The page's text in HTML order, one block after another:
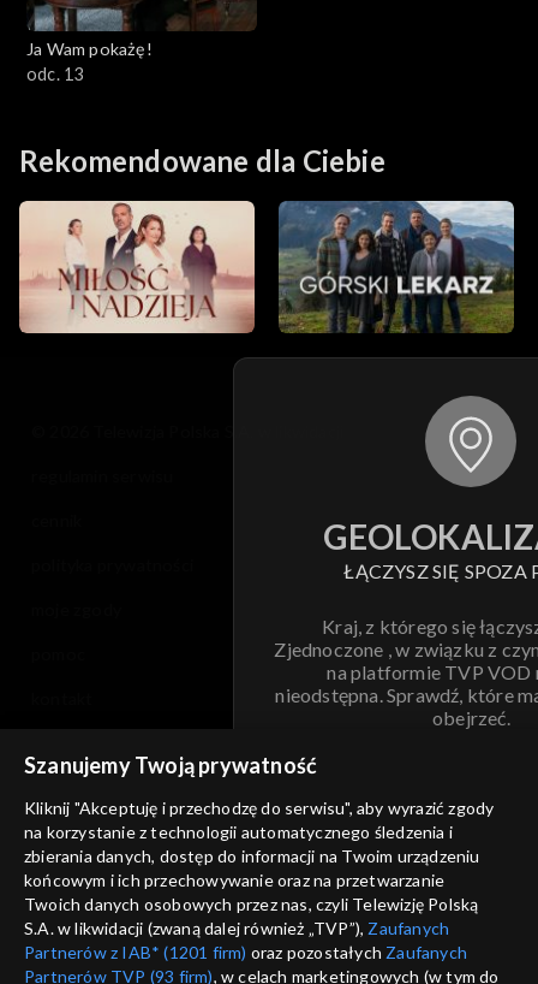
Ja Wam pokażę!
odc. 13
Rekomendowane dla Ciebie
ŁĄCZYSZ SIĘ SPOZA
Kraj, z którego się
Zjednoczone , w związku z
na platformie TVP VOD
nieodstępna. Sprawdź, które
obejrzeć.
ANULUJ
informacje o dostawcy usług
Szanujemy Twoją prywatność
Kliknij "Akceptuję i przechodzę do serwisu", aby wyrazić zgody
na korzystanie z technologii automatycznego śledzenia i
zbierania danych, dostęp do informacji na Twoim urządzeniu
końcowym i ich przechowywanie oraz na przetwarzanie
Twoich danych osobowych przez nas, czyli Telewizję Polską
S.A. w likwidacji (zwaną dalej również „TVP”), Zaufanych
Partnerów z IAB* (1201 firm) oraz pozostałych Zaufanych
Partnerów TVP (93 firm), w celach marketingowych (w tym do